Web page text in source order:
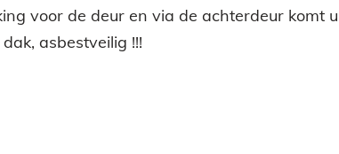
voor de deur en via de achterdeur komt
asbestveilig !!!